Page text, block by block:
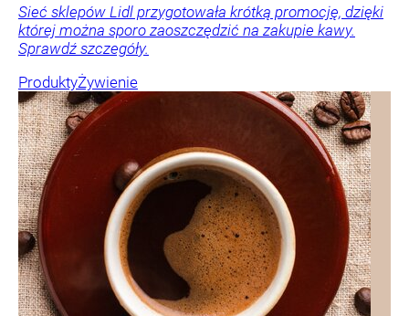
Sieć sklepów Lidl przygotowała krótką promocję, dzięki
której można sporo zaoszczędzić na zakupie kawy.
Sprawdź szczegóły.
ProduktyŻywienie